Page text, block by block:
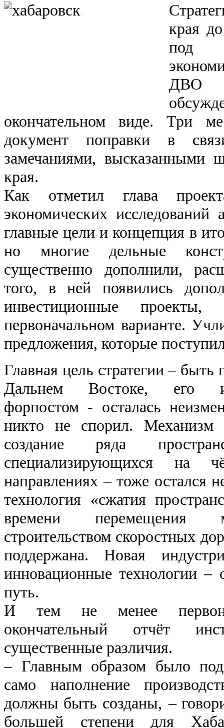
края
под
ДВО
окончательном виде. Три
документ поправки в
замечаниями, высказанными
края.
Как отметил глава
экономических
главные цели и концепция в
но многие дельные
существенно дополнили,
того, в ней появились
инвестиционные
первоначальном варианте.
предложения, которые
Главная цель стратегии –
Дальнем Востоке, его
форпостом - осталась
никто не спорил. Механизм
создание ряда
специализирующихся на
направлениях – тоже остался
технология «сжатия
времени перемещения
строительством скоростных
поддержана. Новая
инновационные технологии
путь.
И тем не менее
окончательный отчёт
существенные различия.
– Главным образом было
само наполнение
должны быть созданы, –
большей степени для